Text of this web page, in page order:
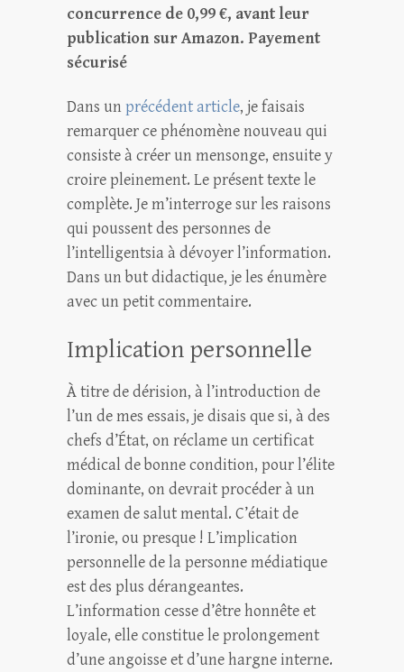
concurrence de 0,99 €, avant leur
publication sur Amazon. Payement
sécurisé
Dans un précédent article, je faisais
remarquer ce phénomène nouveau qui
consiste à créer un mensonge, ensuite y
croire pleinement. Le présent texte le
complète. Je m’interroge sur les raisons
qui poussent des personnes de
l’intelligentsia à dévoyer l’information.
Dans un but didactique, je les énumère
avec un petit commentaire.
Implication personnelle
À titre de dérision, à l’introduction de
l’un de mes essais, je disais que si, à des
chefs d’État, on réclame un certificat
médical de bonne condition, pour l’élite
dominante, on devrait procéder à un
examen de salut mental. C’était de
l’ironie, ou presque ! L’implication
personnelle de la personne médiatique
est des plus dérangeantes.
L’information cesse d’être honnête et
loyale, elle constitue le prolongement
d’une angoisse et d’une hargne interne.